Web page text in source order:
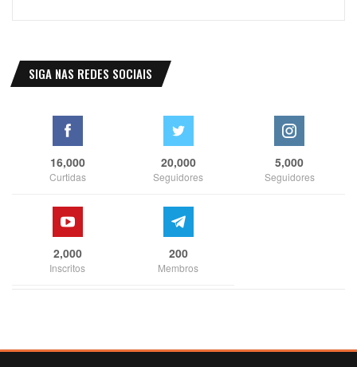
SIGA NAS REDES SOCIAIS
16,000
Curtidas
20,000
Seguidores
5,000
Seguidores
2,000
Inscritos
200
Membros